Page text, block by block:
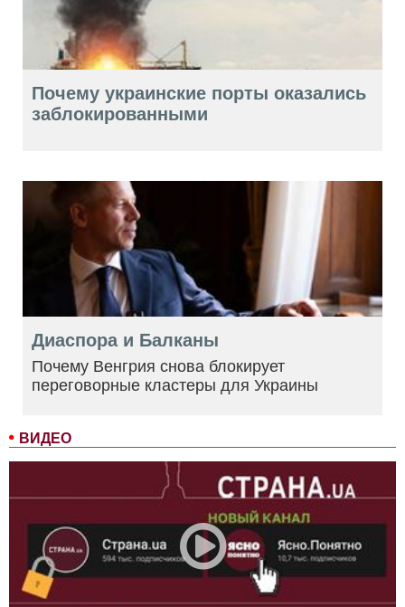
ВИДЕО
Почему украинские порты оказались
заблокированными
Диаспора и Балканы
Почему Венгрия снова блокирует
переговорные кластеры для Украины